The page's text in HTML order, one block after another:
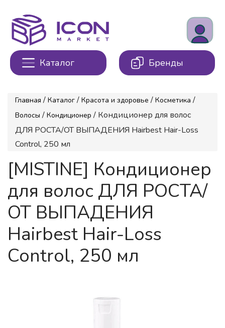
Каталог Бренды
Главная / Каталог / Красота и здоровье / Косметика /
Волосы / Кондиционер / Кондиционер для волос
ДЛЯ РОСТА/ОТ ВЫПАДЕНИЯ Hairbest Hair-Loss
Control, 250 мл
[MISTINE] Кондиционер
для волос ДЛЯ РОСТА/
ОТ ВЫПАДЕНИЯ
Hairbest Hair-Loss
Control, 250 мл